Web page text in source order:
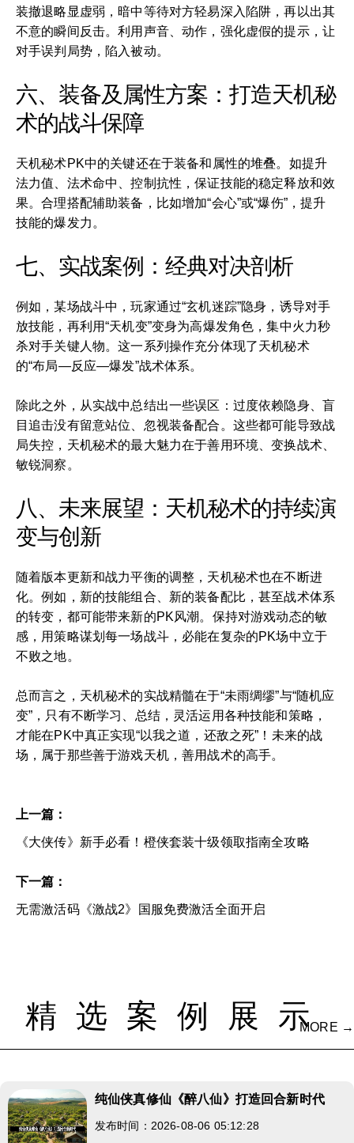
装撤退略显虚弱，暗中等待对方轻易深入陷阱，再以出其
不意的瞬间反击。利用声音、动作，强化虚假的提示，让
对手误判局势，陷入被动。
六、装备及属性方案：打造天机秘
术的战斗保障
天机秘术PK中的关键还在于装备和属性的堆叠。如提升
法力值、法术命中、控制抗性，保证技能的稳定释放和效
果。合理搭配辅助装备，比如增加“会心”或“爆伤”，提升
技能的爆发力。
七、实战案例：经典对决剖析
例如，某场战斗中，玩家通过“玄机迷踪”隐身，诱导对手
放技能，再利用“天机变”变身为高爆发角色，集中火力秒
杀对手关键人物。这一系列操作充分体现了天机秘术
的“布局—反应—爆发”战术体系。
除此之外，从实战中总结出一些误区：过度依赖隐身、盲
目追击没有留意站位、忽视装备配合。这些都可能导致战
局失控，天机秘术的最大魅力在于善用环境、变换战术、
敏锐洞察。
八、未来展望：天机秘术的持续演
变与创新
随着版本更新和战力平衡的调整，天机秘术也在不断进
化。例如，新的技能组合、新的装备配比，甚至战术体系
的转变，都可能带来新的PK风潮。保持对游戏动态的敏
感，用策略谋划每一场战斗，必能在复杂的PK场中立于
不败之地。
总而言之，天机秘术的实战精髓在于“未雨绸缪”与“随机应
变”，只有不断学习、总结，灵活运用各种技能和策略，
才能在PK中真正实现“以我之道，还敌之死”！未来的战
场，属于那些善于游戏天机，善用战术的高手。
上一篇：
《大侠传》新手必看！橙侠套装十级领取指南全攻略
下一篇：
无需激活码《激战2》国服免费激活全面开启
精选案例展示MORE →
纯仙侠真修仙《醉八仙》打造回合新时代
发布时间：2026-08-06 05:12:28